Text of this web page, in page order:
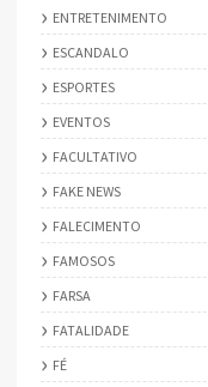
ENTRETENIMENTO
ESCANDALO
ESPORTES
EVENTOS
FACULTATIVO
FAKE NEWS
FALECIMENTO
FAMOSOS
FARSA
FATALIDADE
FÉ